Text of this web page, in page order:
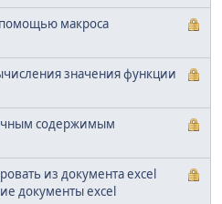
помощью макроса
значения функции
содержимым
из документа excel
документы excel